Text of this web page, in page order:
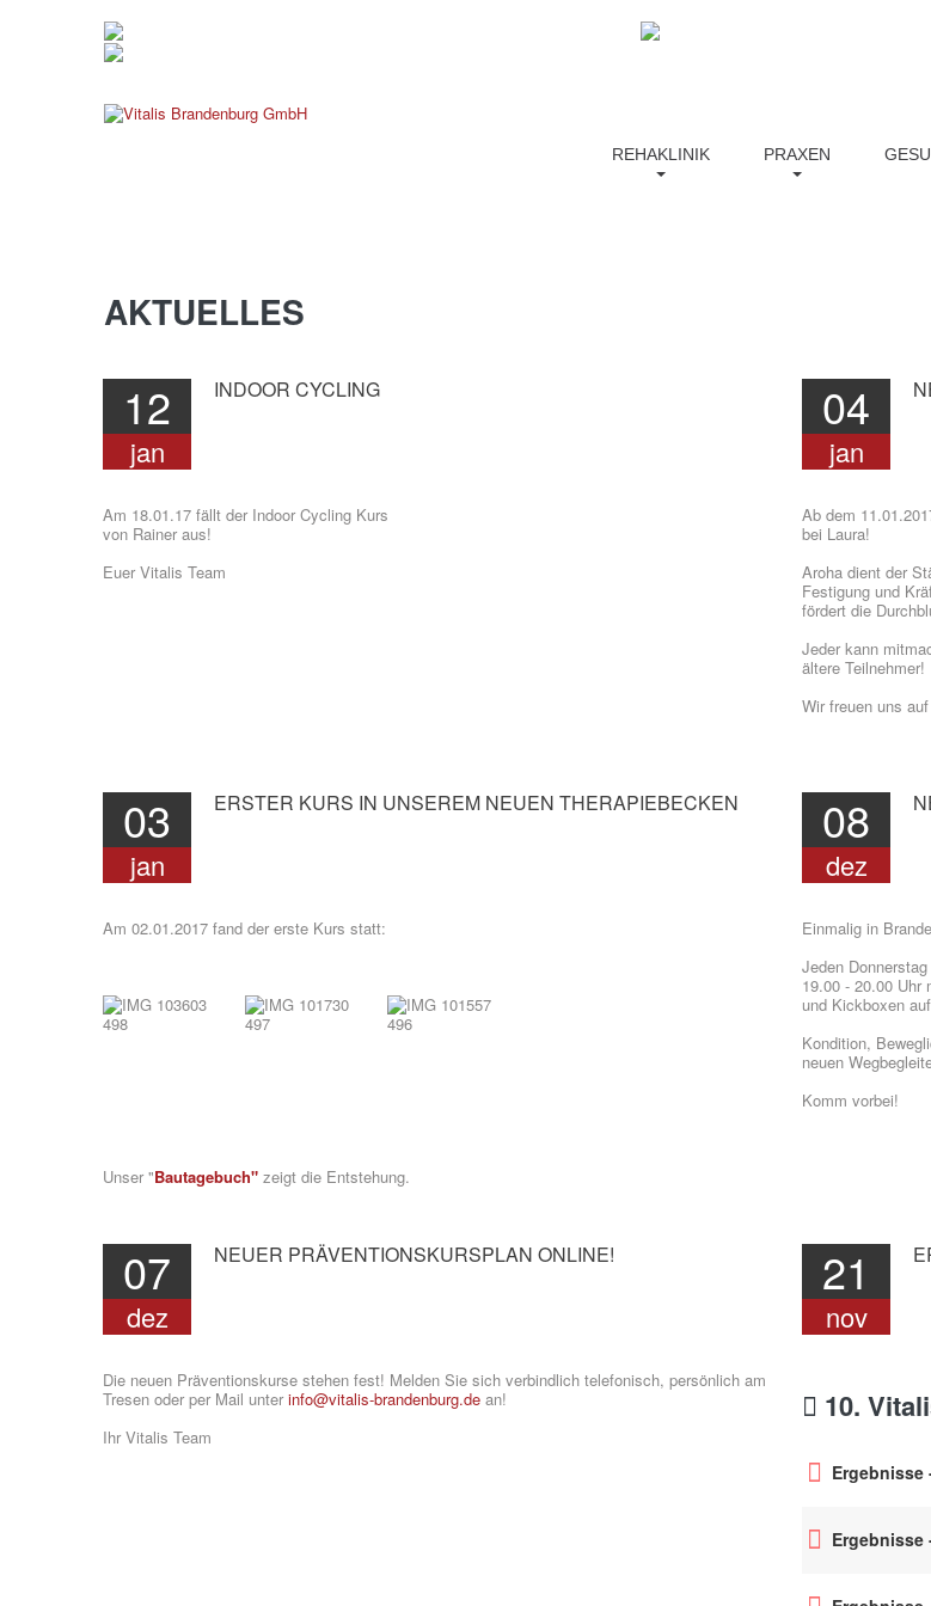
REHAKLINIK PRAXEN
AKTUELLES
12
jan
INDOOR CYCLING
Am 18.01.17 fällt der Indoor Cycling Kurs
von Rainer aus!
Euer Vitalis Team
04
jan
Ab dem
bei Laura!
Aroha dient der
Festigung und
fördert die
Jeder kann
ältere Teilnehmer!
Wir freuen uns
03
jan
ERSTER KURS IN UNSEREM NEUEN THERAPIEBECKEN
Am 02.01.2017 fand der erste Kurs statt:
Unser "Bautagebuch" zeigt die Entstehung.
08
dez
Einmalig in
Jeden
19.00 - 20.00 Uhr
und Kickboxen
Kondition,
neuen
Komm vorbei!
07
dez
NEUER PRÄVENTIONSKURSPLAN ONLINE!
Die neuen Präventionskurse stehen fest! Melden Sie sich verbindlich telefonisch, persönlich am
Tresen oder per Mail unter info@vitalis-brandenburg.de an!
Ihr Vitalis Team
21
nov
10.
Ergebnisse
Ergebnisse